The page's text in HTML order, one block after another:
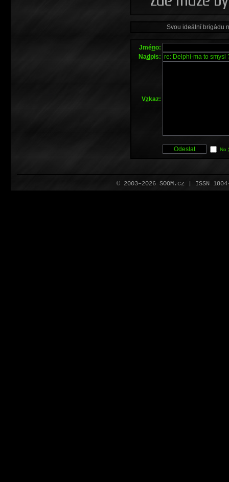
Svou ideální brigádu
Jméno:
Nadpis:
Vzkaz:
No
© 2003–2026 SOOM.cz | ISSN